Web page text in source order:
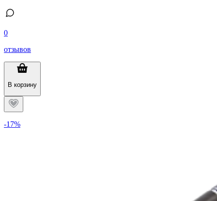
0
отзывов
В корзину
-17%